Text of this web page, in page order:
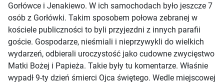
Gorłówce i Jenakiewo. W ich samochodach było jeszcze 7
osób z Gorłówki. Takim sposobem połowa zebranej w
kościele publiczności to byli przyjezdni z innych parafii
goście. Gospodarze, nieśmiali i nieprzywykli do wielkich
wydarzeń, odbierali uroczystość jako cudowne zwycięstwo
Matki Bożej i Papieża. Takie były tu komentarze. Właśnie
wypadł 9-ty dzień śmierci Ojca świętego. Wedle miejscowej